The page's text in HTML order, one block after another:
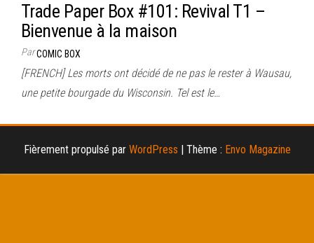
Trade Paper Box #101: Revival T1 –
Bienvenue à la maison
ParCOMIC BOX
[FRENCH] Les morts ont décidé de ne pas le rester à Wausau,
une petite bourgade du Wisconsin. Tel est le…
Fièrement propulsé par WordPress Thème : Envo Magazine